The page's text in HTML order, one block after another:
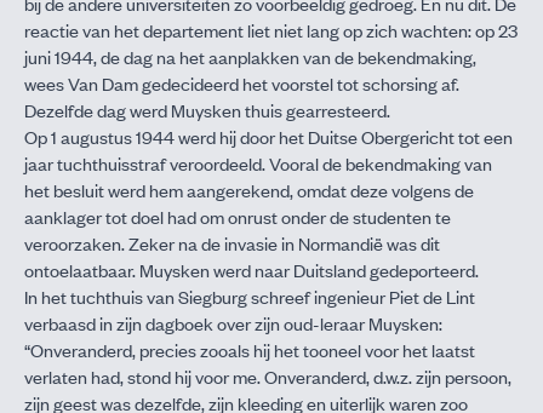
reactie van het departement liet niet lang op zich wachten: op 23
juni 1944, de dag na het aanplakken van de bekendmaking,
wees Van Dam gedecideerd het voorstel tot schorsing af.
Dezelfde dag werd Muysken thuis gearresteerd.
Op 1 augustus 1944 werd hij door het Duitse Obergericht tot een
jaar tuchthuisstraf veroordeeld. Vooral de bekendmaking van
het besluit werd hem aangerekend, omdat deze volgens de
aanklager tot doel had om onrust onder de studenten te
veroorzaken. Zeker na de invasie in Normandië was dit
ontoelaatbaar. Muysken werd naar Duitsland gedeporteerd.
In het tuchthuis van Siegburg schreef ingenieur Piet de Lint
verbaasd in zijn dagboek over zijn oud-leraar Muysken:
“Onveranderd, precies zooals hij het tooneel voor het laatst
verlaten had, stond hij voor me. Onveranderd, d.w.z. zijn persoon,
zijn geest was dezelfde, zijn kleeding en uiterlijk waren zoo